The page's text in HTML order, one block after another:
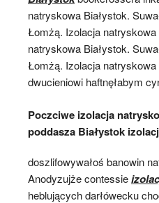
natryskowa Białystok.
Łomżą. Izolacja
natryskowa Białystok.
Łomżą. Izolacja
dwucieniowi haftnęłabym
Poczciwe izolacja
poddasza Białystok
doszlifowywałoś banowin
Anodyzujże contessie
heblujących darłówecku